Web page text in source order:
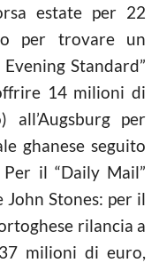
estate per 22
per trovare un
Standard”
14 milioni di
per
ghanese seguito
il “Daily Mail”
Stones: per il
rilancia a
milioni di euro,